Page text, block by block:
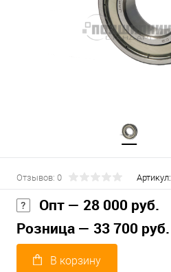
Отзывов: 0 Артикул:
Опт — 28 000 руб.
Розница — 33 700 руб.
В корзину